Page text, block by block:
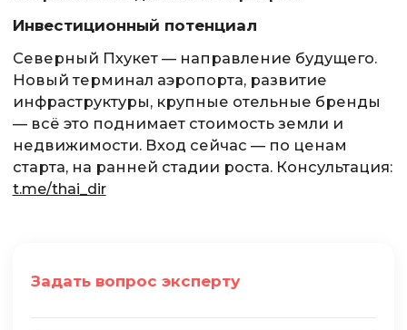
Инвестиционный потенциал
Северный Пхукет — направление будущего.
Новый терминал аэропорта, развитие
инфраструктуры, крупные отельные бренды
— всё это поднимает стоимость земли и
недвижимости. Вход сейчас — по ценам
старта, на ранней стадии роста. Консультация:
t.me/thai_dir
Задать вопрос эксперту